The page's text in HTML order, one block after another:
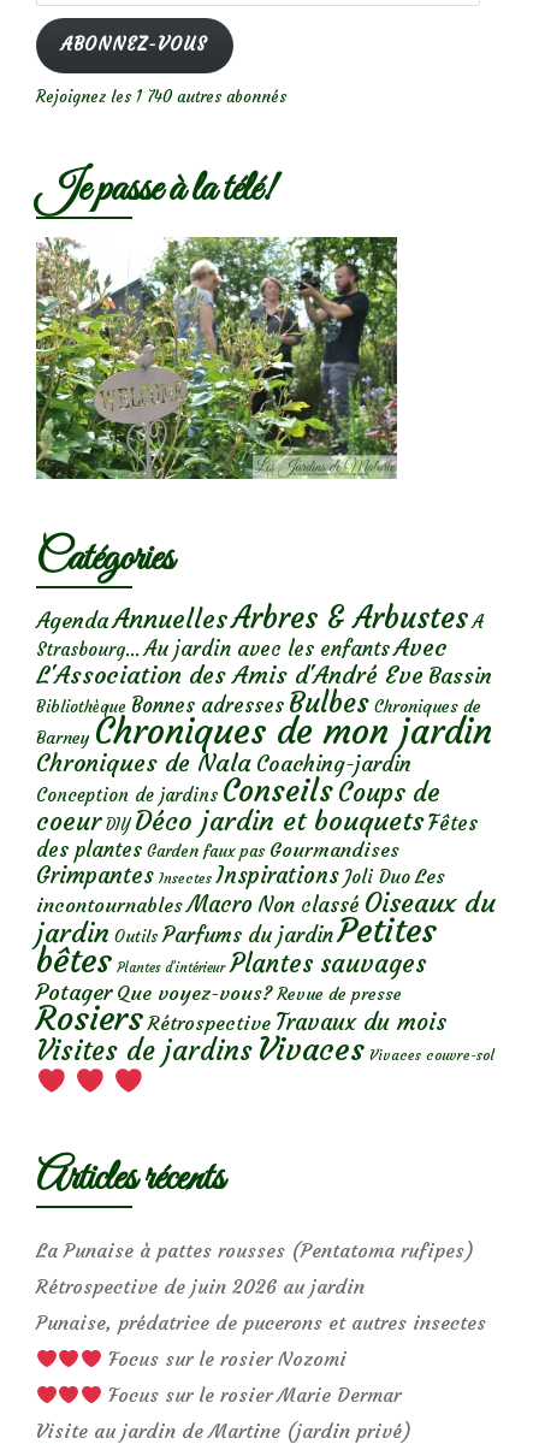
mail
ABONNEZ-VOUS
Rejoignez les 1 740 autres abonnés
Je passe à la télé!
Catégories
AgendaAnnuellesArbres & Arbustes A
Strasbourg... Au jardin avec les enfantsAvec
L'Association des Amis d'André Eve Bassin
Bibliothèque Bonnes adresses Bulbes Chroniques de
Barney Chroniques de mon jardin
Chroniques de Nala Coaching-jardin
Conception de jardins ConseilsCoups de
coeur DIY Déco jardin et bouquetsFêtes
des plantes Garden faux pas Gourmandises
Grimpantes Insectes Inspirations Joli Duo Les
incontournables Macro Non classé Oiseaux du
jardin Outils Parfums du jardinPetites
bêtes Plantes d’intérieur Plantes sauvages
Potager Que voyez-vous? Revue de presse
Rosiers Rétrospective Travaux du mois
Visites de jardins Vivaces Vivaces couvre-sol
Articles récents
La Punaise à pattes rousses (Pentatoma rufipes)
Rétrospective de juin 2026 au jardin
Punaise, prédatrice de pucerons et autres insectes
Focus sur le rosier Nozomi
Focus sur le rosier Marie Dermar
Visite au jardin de Martine (jardin privé)